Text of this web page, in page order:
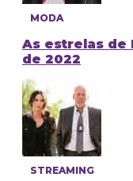
MODA
As estrelas de
de 2022
STREAMING